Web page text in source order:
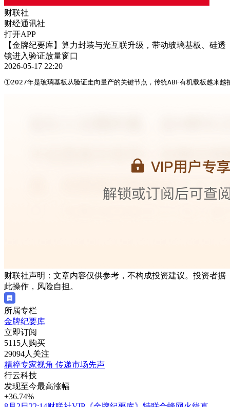
财联社
财经通讯社
打开APP
【金牌纪要库】算力封装与光互联升级，带动玻璃基板、硅透
镜进入验证放量窗口
2026-05-17 22:20
①2027年是玻璃基板从验证走向量产的关键节点，传统ABF有机载板越来
财联社声明：文章内容仅供参考，不构成投资建议。投资者据
此操作，风险自担。
所属专栏
金牌纪要库
立即订阅
5115人购买
29094人关注
精粹专家视角 传递市场先声
行云科技
发现至今最高涨幅
+36.74%